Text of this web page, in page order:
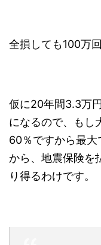
全損しても100万
仮に20年間3.3万
になるので、もし
60％ですから最大
から、地震保険を
り得るわけです。